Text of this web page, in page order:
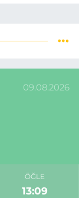
09.08.2026
ÖĞLE
13:09